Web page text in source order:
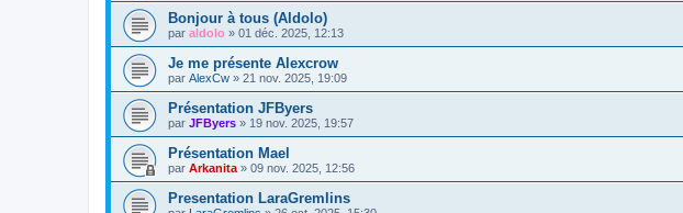
Bonjour à tous (Aldolo)
par aldolo » 01 déc. 2025, 12:13
Je me présente Alexcrow
par AlexCw » 21 nov. 2025, 19:09
Présentation JFByers
par JFByers » 19 nov. 2025, 19:57
Présentation Mael
par Arkanita » 09 nov. 2025, 12:56
Presentation LaraGremlins